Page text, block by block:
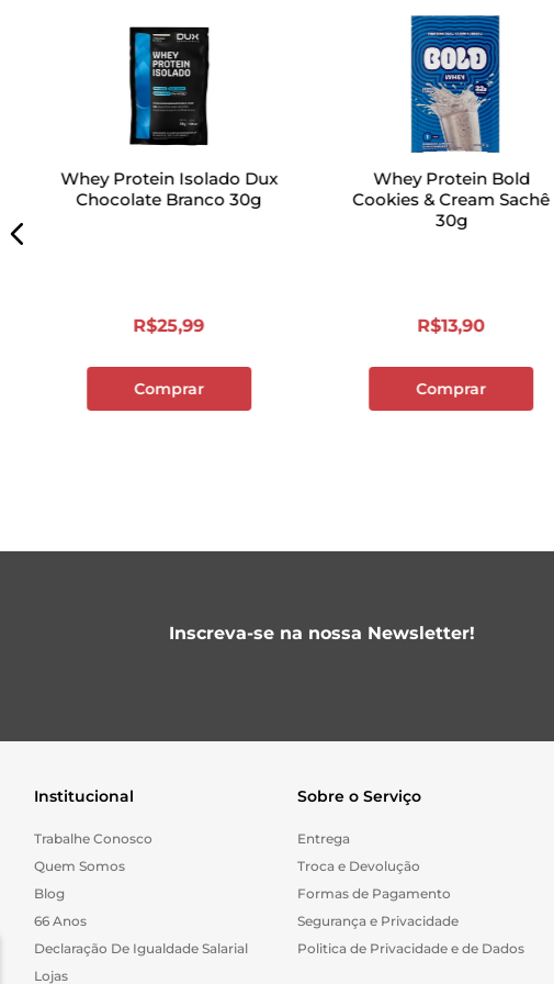
Whey Protein Isolado Dux
Chocolate Branco 30g
R$25,99
Comprar
Whey Protein Bold
Cookies & Cream Sachê
30g
R$13,90
Comprar
Inscreva-se na nossa Newsletter!
Institucional
Trabalhe Conosco
Quem Somos
Blog
66 Anos
Declaração De Igualdade Salarial
Lojas
Sobre o Serviço
Entrega
Troca e Devolução
Formas de Pagamento
Segurança e Privacidade
Politica de Privacidade e de Dados